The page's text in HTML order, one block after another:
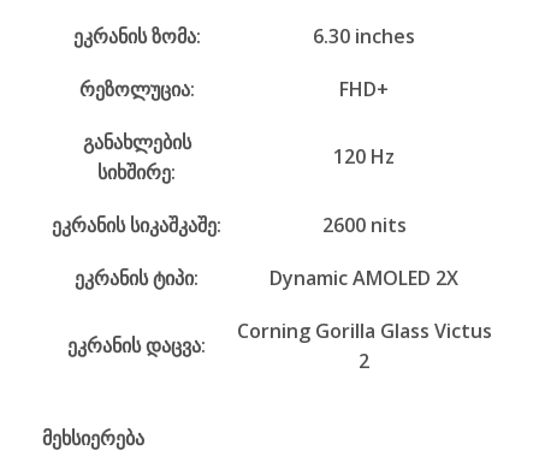
ეკრანის ზომა:
6.30 inches
რეზოლუცია:
FHD+
განახლების
სიხშირე:
120 Hz
ეკრანის სიკაშკაშე:
2600 nits
ეკრანის ტიპი:
Dynamic AMOLED 2X
ეკრანის დაცვა:
Corning Gorilla Glass Victus
2
მეხსიერება